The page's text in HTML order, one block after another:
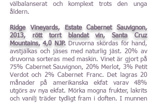
välbalanserat och komplext trots den unga
åldern.
Ridge Vineyards, Estate Cabernet Sauvignon,
2013, rött torrt blandat vin, Santa Cruz
Mountains, 4,0 NJP. Druvorna skördas för hand,
avstjälkas och jäses med naturlig jäst. 20% av
druvorna sorteras med maskin. Vinet är gjort på
75% Cabernet Sauvignon, 20% Merlot, 3% Petit
Verdot och 2% Cabernet Franc. Det lagras 20
månader på amerikanska ekfat varav 48%
utgörs av nya ekfat. Mörka mogna frukter, lakrits
och vanilj träder tydligt fram i doften. I munnen